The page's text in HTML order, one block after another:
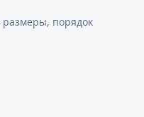
размеры, порядок